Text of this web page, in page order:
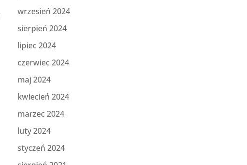
wrzesień 2024
sierpień 2024
lipiec 2024
czerwiec 2024
maj 2024
kwiecień 2024
marzec 2024
luty 2024
styczeń 2024